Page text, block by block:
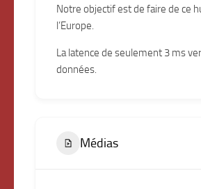
Notre objectif est de faire de ce
l’Europe.
La latence de seulement 3 ms
données.
Médias